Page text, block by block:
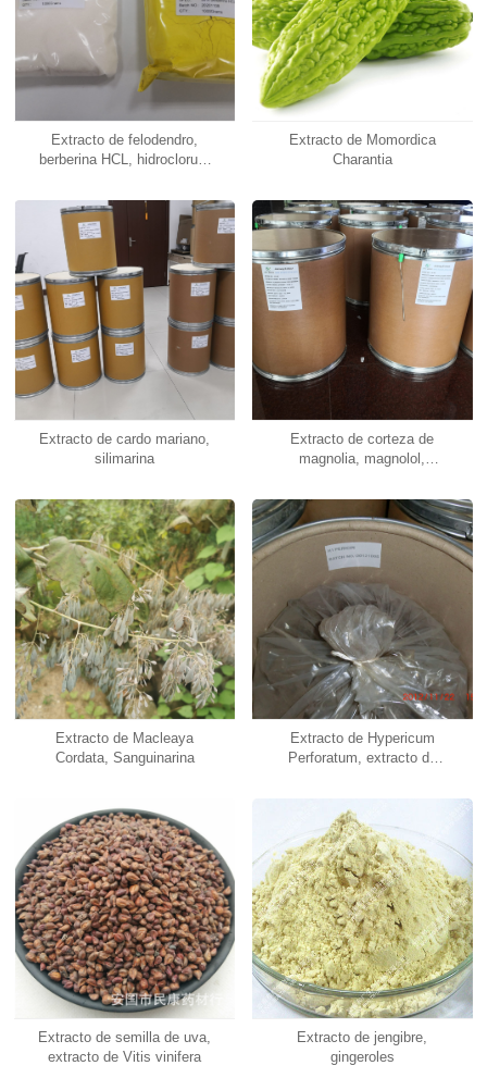
Extracto de felodendro,
berberina HCL, hidrocloruro
Extracto de Momordica
Charantia
Extracto de cardo mariano,
silimarina
Extracto de corteza de
magnolia, magnolol,
Extracto de Macleaya
Cordata, Sanguinarina
Extracto de Hypericum
Perforatum, extracto de
Extracto de semilla de uva,
extracto de Vitis vinifera
Extracto de jengibre,
gingeroles